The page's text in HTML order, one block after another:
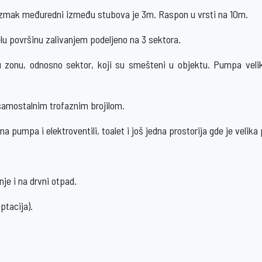
međuredni između stubova je 3m. Raspon u vrsti na 10m.
površinu zalivanjem podeljeno na 3 sektora.
odnosno sektor, koji su smešteni u objektu. Pumpa
trofaznim brojilom.
pumpa i elektroventili, toalet i još jedna prostorija gde je velika
i na drvni otpad.